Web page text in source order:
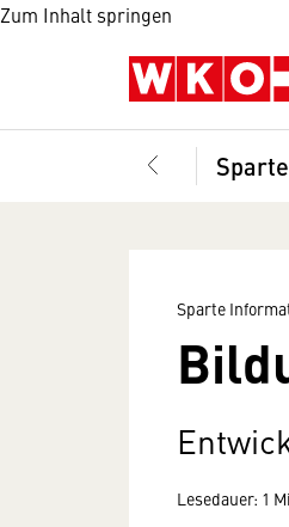
Zum Inhalt springen
Sparte
Lesedauer: 1